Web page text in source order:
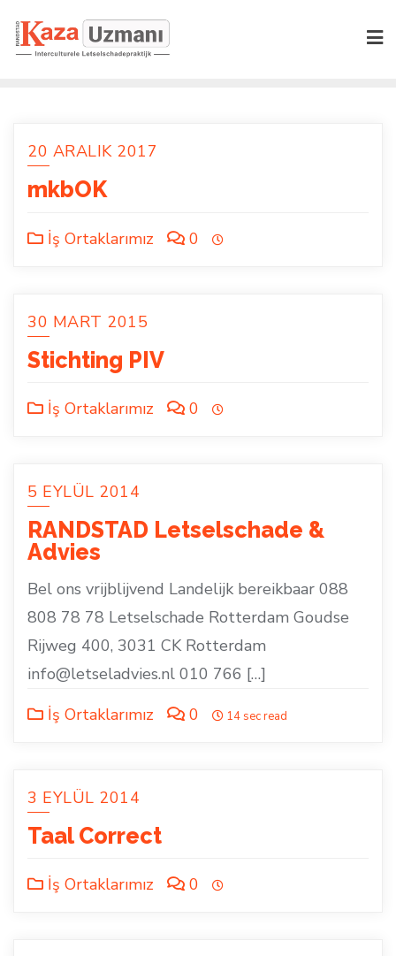
20 ARALIK 2017
mkbOK
İş Ortaklarımız 0
30 MART 2015
Stichting PIV
İş Ortaklarımız 0
5 EYLÜL 2014
RANDSTAD Letselschade &
Advies
Bel ons vrijblijvend Landelijk bereikbaar 088
808 78 78 Letselschade Rotterdam Goudse
Rijweg 400, 3031 CK Rotterdam
info@letseladvies.nl 010 766 […]
İş Ortaklarımız
0 14 sec read
3 EYLÜL 2014
Taal Correct
İş Ortaklarımız 0